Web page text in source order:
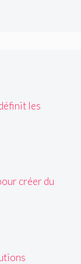
les
créer du